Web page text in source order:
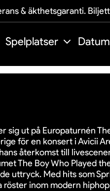
& äkthetsgaranti.
Spelplatser Datum
sig ut på Europaturnén
för en konsert i Avicii
återkomst till
The Boy Who Played
uttryck. Med hits som
röster inom modern